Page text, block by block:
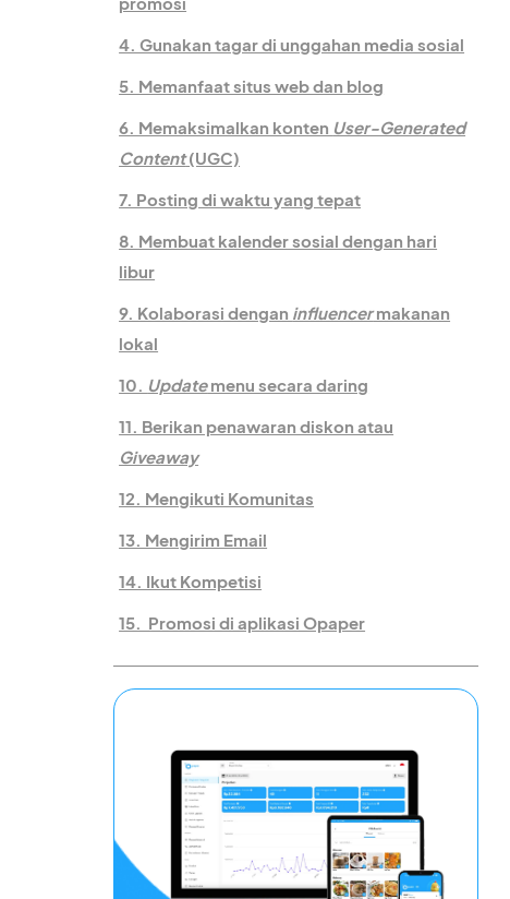
4. Gunakan tagar di unggahan media sosial
5. Memanfaat situs web dan blog
6. Memaksimalkan konten User-Generated
Content(UGC)
7. Posting di waktu yang tepat
8. Membuat kalender sosial dengan hari
libur
9. Kolaborasi dengan influencermakanan
lokal
10. Updatemenu secara daring
11. Berikan penawaran diskon atau
Giveaway
12. Mengikuti Komunitas
13. Mengirim Email
14. Ikut Kompetisi
15. Promosi di aplikasi Opaper